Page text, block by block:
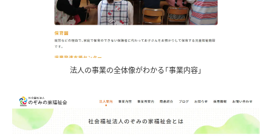
法人の事業の全体像がわかる「事業内容」